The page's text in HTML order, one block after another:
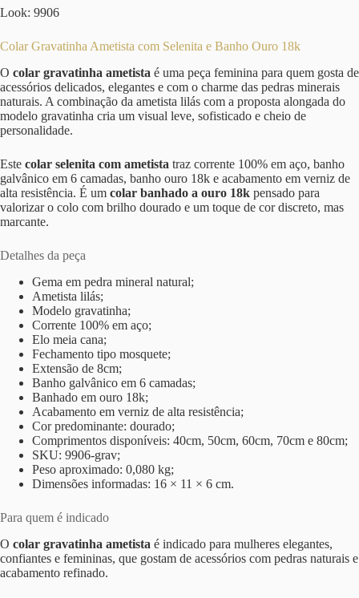
Look: 9906
Colar Gravatinha Ametista com Selenita e Banho Ouro 18k
O colar gravatinha ametista é uma peça feminina para quem gosta de
acessórios delicados, elegantes e com o charme das pedras minerais
naturais. A combinação da ametista lilás com a proposta alongada do
modelo gravatinha cria um visual leve, sofisticado e cheio de
personalidade.
Este colar selenita com ametista traz corrente 100% em aço, banho
galvânico em 6 camadas, banho ouro 18k e acabamento em verniz de
alta resistência. É um colar banhado a ouro 18k pensado para
valorizar o colo com brilho dourado e um toque de cor discreto, mas
marcante.
Detalhes da peça
Gema em pedra mineral natural;
Ametista lilás;
Modelo gravatinha;
Corrente 100% em aço;
Elo meia cana;
Fechamento tipo mosquete;
Extensão de 8cm;
Banho galvânico em 6 camadas;
Banhado em ouro 18k;
Acabamento em verniz de alta resistência;
Cor predominante: dourado;
Comprimentos disponíveis: 40cm, 50cm, 60cm, 70cm e 80cm;
SKU: 9906-grav;
Peso aproximado: 0,080 kg;
Dimensões informadas: 16 × 11 × 6 cm.
Para quem é indicado
O colar gravatinha ametista é indicado para mulheres elegantes,
confiantes e femininas, que gostam de acessórios com pedras naturais e
acabamento refinado.